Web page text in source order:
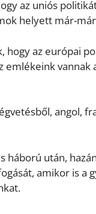
az uniós
helyett már-
az európai
emlékeink
angol,
háború után,
amikor is